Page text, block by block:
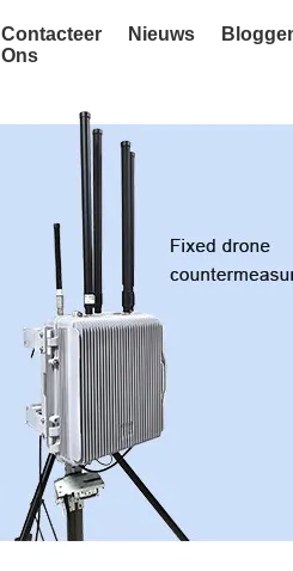
Contacteer
Ons
Nieuws